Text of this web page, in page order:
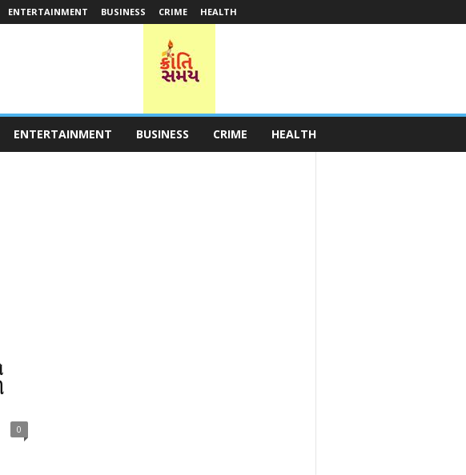
ENTERTAINMENT BUSINESS CRIME HEALTH
ENTERTAINMENT BUSINESS CRIME HEALTH
0